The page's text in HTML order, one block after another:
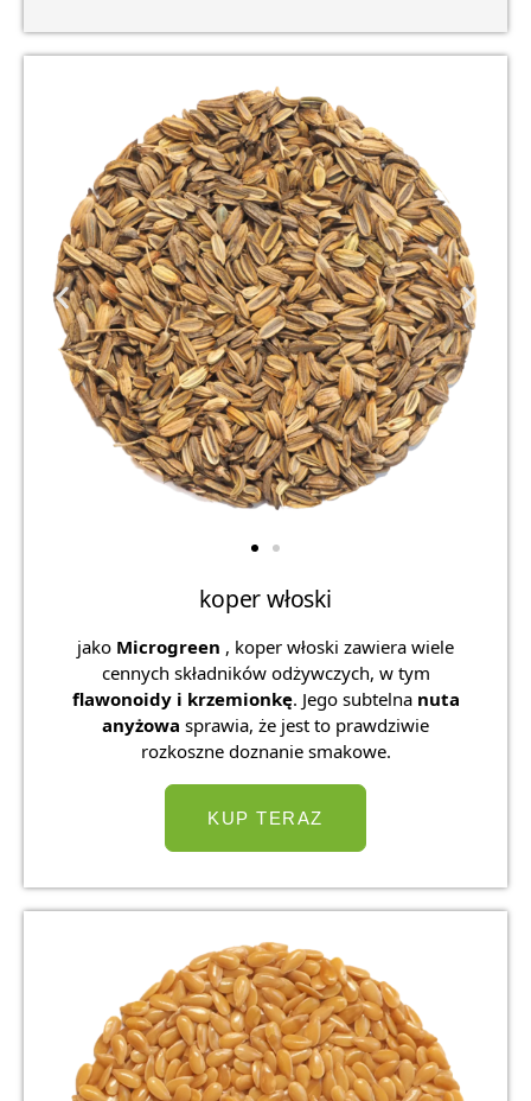
koper włoski
jako Microgreen , koper włoski zawiera wiele
cennych składników odżywczych, w tym
flawonoidy i krzemionkę. Jego subtelna nuta
anyżowa sprawia, że ​​jest to prawdziwie
rozkoszne doznanie smakowe.
KUP TERAZ